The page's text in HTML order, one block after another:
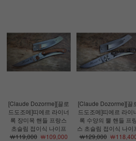
[Claude Dozorme][끌로
드도조메]띠에르 라이너
록 장미목 핸들 프랑스
초슬림 접이식 나이프
￦119,000￦109,000
[Claude Dozorme][끌
드도조메]띠에르 라이
록 수양의 뿔 핸들 프
스 초슬림 접이식 나이
￦129,000￦